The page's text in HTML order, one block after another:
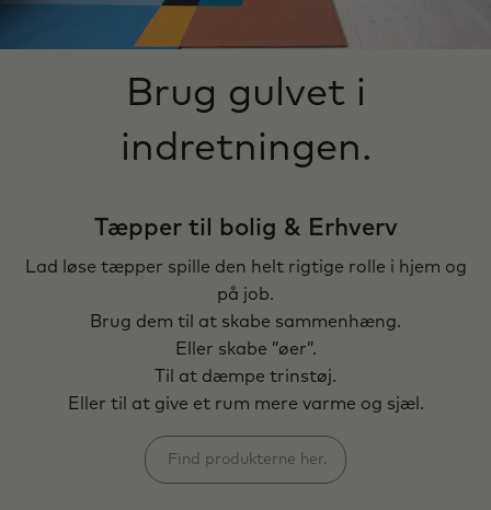
Brug gulvet i
indretningen.
Tæpper til bolig & Erhverv
Lad løse tæpper spille den helt rigtige rolle i hjem og
på job.
Brug dem til at skabe sammenhæng.
Eller skabe ”øer”.
Til at dæmpe trinstøj.
Eller til at give et rum mere varme og sjæl.
Find produkterne her.